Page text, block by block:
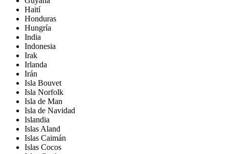
Haití
Honduras
Hungría
India
Indonesia
Irak
Irlanda
Irán
Isla Bouvet
Isla Norfolk
Isla de Man
Isla de Navidad
Islandia
Islas Aland
Islas Caimán
Islas Cocos